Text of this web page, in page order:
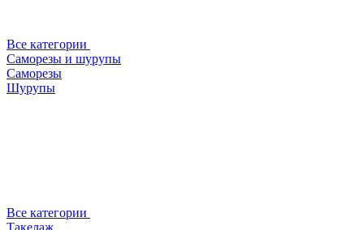
Все категории
Саморезы и шурупы
Саморезы
Шурупы
Все категории
Такелаж